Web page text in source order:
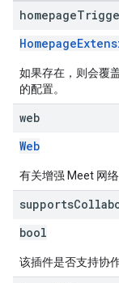
homepage
如果存在，则会覆
的配置。
web
Web
有关增强 Meet 网
supports
bool
该插件是否支持协